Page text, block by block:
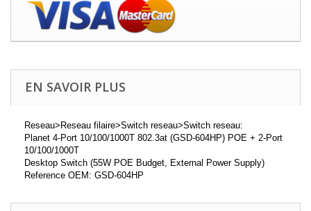
EN SAVOIR PLUS
Reseau>Reseau filaire>Switch reseau>Switch reseau:
Planet 4-Port 10/100/1000T 802.3at (GSD-604HP) POE + 2-Port
10/100/1000T
Desktop Switch (55W POE Budget, External Power Supply)
Reference OEM: GSD-604HP